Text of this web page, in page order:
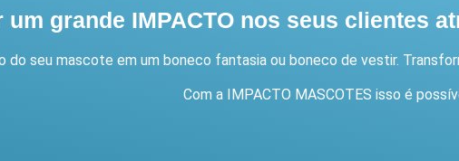
um grande IMPACTO nos seus clientes
do seu mascote em um boneco fantasia ou boneco de vestir.
Com a IMPACTO MASCOTES isso é